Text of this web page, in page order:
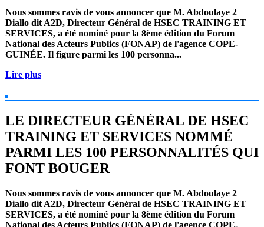
Nous sommes ravis de vous annoncer que M. Abdoulaye 2
Diallo dit A2D, Directeur Général de HSEC TRAINING ET
SERVICES, a été nominé pour la 8ème édition du Forum
National des Acteurs Publics (FONAP) de l'agence COPE-
GUINÉE. Il figure parmi les 100 personna...
Lire plus
LE DIRECTEUR GÉNÉRAL DE HSEC
TRAINING ET SERVICES NOMMÉ
PARMI LES 100 PERSONNALITÉS QUI
FONT BOUGER
Nous sommes ravis de vous annoncer que M. Abdoulaye 2
Diallo dit A2D, Directeur Général de HSEC TRAINING ET
SERVICES, a été nominé pour la 8ème édition du Forum